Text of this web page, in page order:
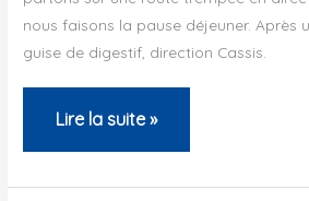
nous faisons la pause déjeuner. Après
guise de digestif, direction Cassis.
2012,
Vélo
Club
Lire la suite »